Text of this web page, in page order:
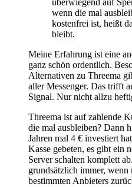
überwiegend auf
wenn die mal
kostenfrei ist, heißt
bleibt.
Meine Erfahrung ist eine
ganz schön ordentlich.
Alternativen zu Threema
aller Messenger. Das trifft
Signal. Nur nicht allzu
Threema ist auf zahlende
die mal ausbleiben? Dann
Jahren mal 4 € investiert
Kasse gebeten, es gibt ein
Server schalten komplett
grundsätzlich immer, wenn
bestimmten Anbieters